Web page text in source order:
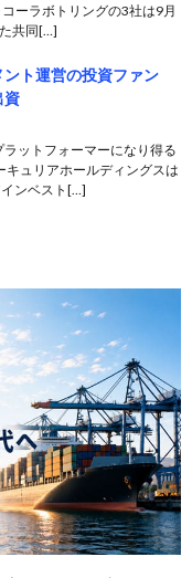
ーラボトリングの3社は9月
共同[…]
ト運営の投資ファン
資
ットフォーマーになり得る
キュリアホールディングスは
ンベスト[…]